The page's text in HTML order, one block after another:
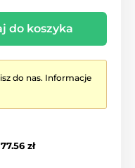
do koszyka
do nas. Informacje
zł